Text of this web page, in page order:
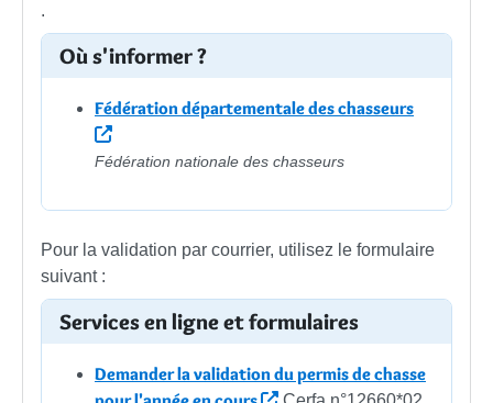
.
Où s'informer ?
Fédération départementale des chasseurs
Fédération nationale des chasseurs
Pour la validation par courrier, utilisez le formulaire
suivant :
Services en ligne et formulaires
Demander la validation du permis de chasse